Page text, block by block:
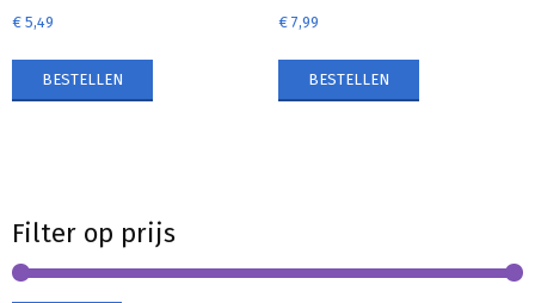
€ 5,49
BESTELLEN
€7,99
BESTELLEN
Filter op prijs